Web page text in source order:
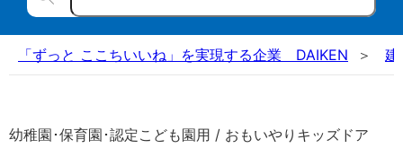
「ずっと ここちいいね」を実現する企業 DAIKEN 建
幼稚園･保育園･認定こども園用 / おもいやりキッズドア